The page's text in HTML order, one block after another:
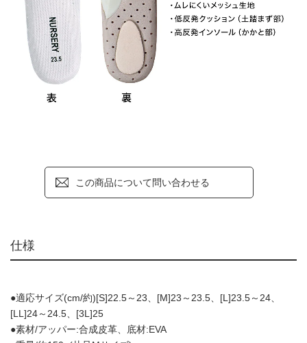
この商品について問い合わせる
仕様
●適応サイズ(cm/約)[S]22.5～23、[M]23～23.5、[L]23.5～24、
[LL]24～24.5、[3L]25
●素材/アッパー:合成皮革、底材:EVA